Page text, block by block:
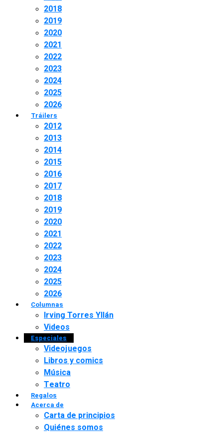
2018
2019
2020
2021
2022
2023
2024
2025
2026
Tráilers
2012
2013
2014
2015
2016
2017
2018
2019
2020
2021
2022
2023
2024
2025
2026
Columnas
Irving Torres Yllán
Videos
Especiales
Videojuegos
Libros y comics
Música
Teatro
Regalos
Acerca de
Carta de principios
Quiénes somos